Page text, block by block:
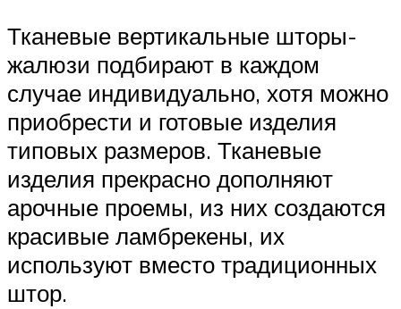
Тканевые вертикальные шторы-
жалюзи подбирают в каждом
случае индивидуально, хотя можно
приобрести и готовые изделия
типовых размеров. Тканевые
изделия прекрасно дополняют
арочные проемы, из них создаются
красивые ламбрекены, их
используют вместо традиционных
штор.